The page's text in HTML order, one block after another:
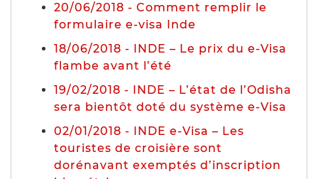
20/06/2018 - Comment remplir le
formulaire e-visa Inde
18/06/2018 - INDE – Le prix du e-Visa
flambe avant l’été
19/02/2018 - INDE – L’état de l’Odisha
sera bientôt doté du système e-Visa
02/01/2018 - INDE e-Visa – Les
touristes de croisière sont
dorénavant exemptés d’inscription